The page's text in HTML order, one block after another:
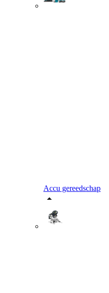
Accu gereedschap